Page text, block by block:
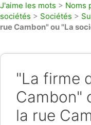
J'aime les mots > Noms
sociétés > Sociétés >
rue Cambon" ou "La
"La firme
Cambon"
la rue